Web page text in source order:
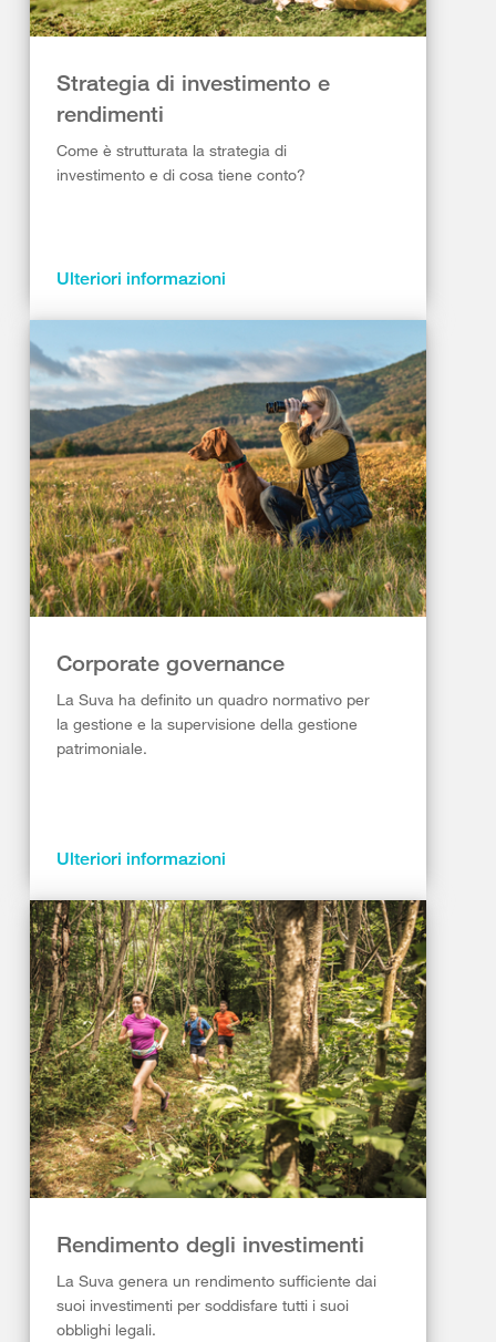
Strategia di investimento e
rendimenti
Come è strutturata la strategia di
investimento e di cosa tiene conto?
Ulteriori informazioni
Corporate governance
La Suva ha definito un quadro normativo per
la gestione e la supervisione della gestione
patrimoniale.
Ulteriori informazioni
Rendimento degli investimenti
La Suva genera un rendimento sufficiente dai
suoi investimenti per soddisfare tutti i suoi
obblighi legali.